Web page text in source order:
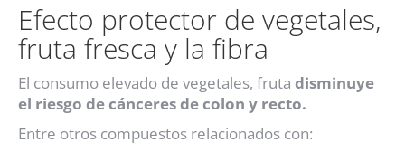
Efecto protector de vegetales,
fruta fresca y la fibra
El consumo elevado de vegetales, fruta disminuye
el riesgo de cánceres de colon y recto.
Entre otros compuestos relacionados con: